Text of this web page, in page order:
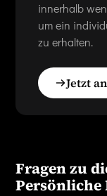
innerhalb
um ein
zu erhalten.
Jetzt
Fragen zu
Persönliche